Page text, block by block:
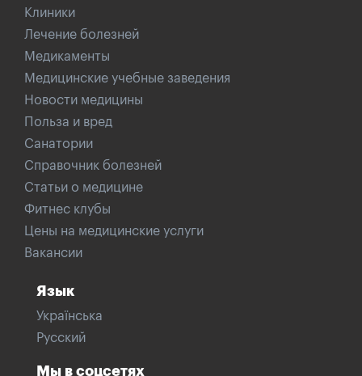
Клиники
Лечение болезней
Медикаменты
Медицинские учебные заведения
Новости медицины
Польза и вред
Санатории
Справочник болезней
Статьи о медицине
Фитнес клубы
Цены на медицинские услуги
Вакансии
Язык
Українська
Русский
Мы в соцсетях